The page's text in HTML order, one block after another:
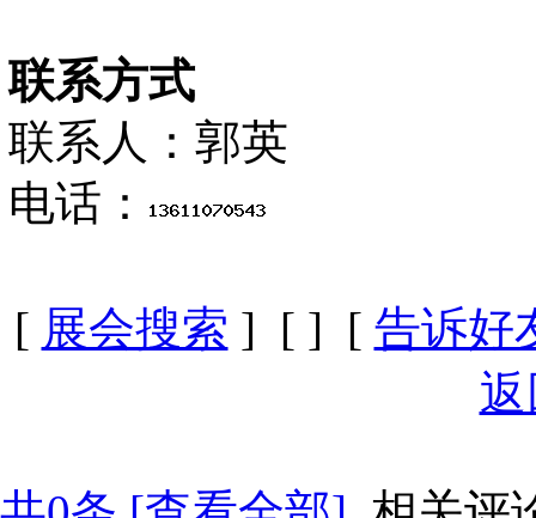
联系方式
联系人：郭英
电话：
[ 展会搜索 ] [ ] [ 告诉好